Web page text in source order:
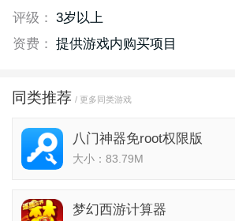
评级： 3岁以上
资费： 提供游戏内购买项目
同类推荐 / 更多同类游戏
八门神器免root权限版
大小：83.79M
梦幻西游计算器